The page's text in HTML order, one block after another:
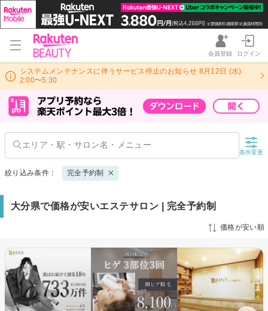
会員登録 ログイン
システムメンテナンスに伴うサービス停止のお知らせ 8月12日 (水)
2:00〜5:30
条件変更
絞り込み条件： 完全予約制
大分県で価格が安いエステサロン | 完全予約制
価格が安い順